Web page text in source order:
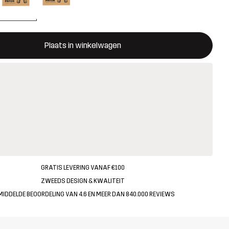
Plaats in winkelwagen
een modal met de bevestiging van een nieuw item in het
GRATIS LEVERING VANAF €100
ZWEEDS DESIGN & KWALITEIT
BEOORDELING VAN 4.6 EN MEER DAN 840.000 REVIEWS